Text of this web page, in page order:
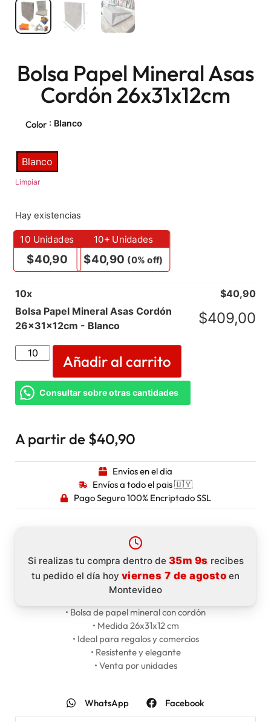
Bolsa Papel Mineral Asas
Cordón 26x31x12cm
Color : Blanco
Blanco
Limpiar
Hay existencias
10 Unidades
$40,90
10+ Unidades
$40,90 (0% off)
10x $40,90
Bolsa Papel Mineral Asas Cordón
26x31x12cm - Blanco
$409,00
Añadir al carrito
Consultar sobre otras cantidades
A partir de $40,90
Envíos en el dia
Envíos a todo el pais 🇺🇾
Pago Seguro 100% Encriptado SSL
Si realizas tu compra dentro de 35m 9s recibes
tu pedido el día hoy viernes 7 de agosto en
Montevideo
• Bolsa de papel mineral con cordón
• Medida 26x31x12 cm
• Ideal para regalos y comercios
• Resistente y elegante
• Venta por unidades
WhatsApp Facebook